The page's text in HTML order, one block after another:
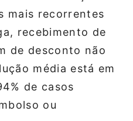
mais recorrentes
recebimento de
de desconto não
média está em
de casos
ou